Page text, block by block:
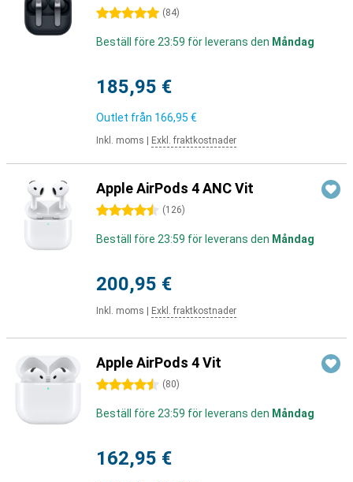
5 stjärnor (84)
Beställ före 23:59 för leverans den Måndag
185,95 €
Outlet från 166,95 €
Inkl. moms Exkl. fraktkostnader
Apple AirPods 4 ANC Vit
4.5 stjärnor (126)
Beställ före 23:59 för leverans den Måndag
200,95 €
Inkl. moms Exkl. fraktkostnader
Apple AirPods 4 Vit
4.5 stjärnor (80)
Beställ före 23:59 för leverans den Måndag
162,95 €